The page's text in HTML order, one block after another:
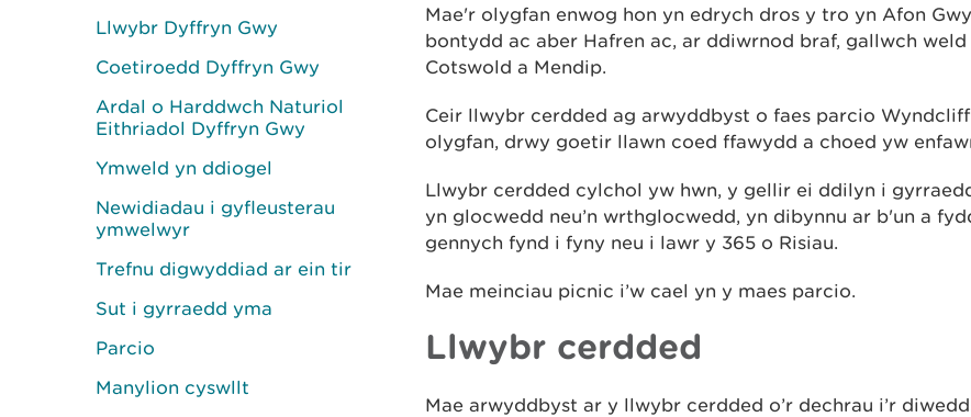
Llwybr Dyffryn Gwy
Coetiroedd Dyffryn Gwy
Ardal o Harddwch Naturiol
Eithriadol Dyffryn Gwy
Ymweld yn ddiogel
Newidiadau i gyfleusterau
ymwelwyr
Trefnu digwyddiad ar ein tir
Sut i gyrraedd yma
Parcio
Manylion cyswllt
Mae'r olygfan enwog hon yn edrych dros y tro yn Afon
bontydd ac aber Hafren ac, ar ddiwrnod braf, gallwch weld
Cotswold a Mendip.
Ceir llwybr cerdded ag arwyddbyst o faes parcio Wyndcliff
olygfan, drwy goetir llawn coed ffawydd a choed yw
Llwybr cerdded cylchol yw hwn, y gellir ei ddilyn i
yn glocwedd neu’n wrthglocwedd, yn dibynnu ar b'un a
gennych fynd i fyny neu i lawr y 365 o Risiau.
Mae meinciau picnic i’w cael yn y maes parcio.
Llwybr cerdded
Mae arwyddbyst ar y llwybr cerdded o’r dechrau i’r